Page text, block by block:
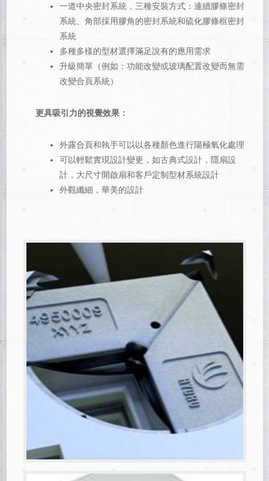
一道中央密封系統，三種安裝方式：連續膠條密封
系統、角部採用膠角的密封系統和硫化膠條框密封
系統
多種多樣的型材選擇滿足說有的應用需求
升級簡單（例如：功能改變或玻璃配置改變而無需
改變合頁系統）
更具吸引力的視覺效果：
外露合頁和執手可以以各種顏色進行陽極氧化處理
可以輕鬆實現設計變更，如古典式設計，隱扇設
計，大尺寸開啟扇和客戶定制型材系統設計
外觀纖細，華美的設計